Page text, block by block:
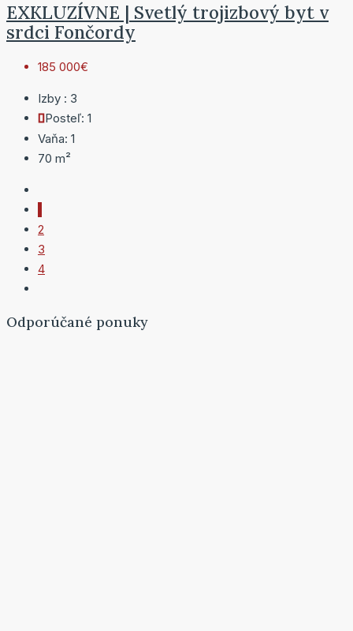
EXKLUZÍVNE | Svetlý trojizbový byt v
srdci Fončordy
185 000€
Izby : 3
Posteľ: 1
Vaňa: 1
70 m²
2
3
4
Odporúčané ponuky